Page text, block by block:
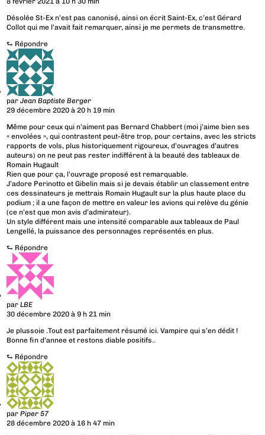
Désolée St-Ex n’est pas canonisé, ainsi on écrit Saint-Ex, c’est Gérard
Collot qui me l’avait fait remarquer, ainsi je me permets de transmettre.
⮑ Répondre
parJean Baptiste Berger
29 décembre 2020 à 20 h 19 min
Même pour ceux qui n’aiment pas Bernard Chabbert (moi j’aime bien ses
« envolées », qui contrastent peut-être trop, pour certains, avec les stricts
rapports de vols, plus historiquement rigoureux, d’ouvrages d’autres
auteurs) on ne peut pas rester indifférent à la beauté des tableaux de
Romain Hugault
Rien que pour ça, l’ouvrage proposé est remarquable.
J’adore Perinotto et Gibelin mais si je devais établir un classement entre
ces dessinateurs je mettrais Romain Hugault sur la plus haute place du
podium ; il a une façon de mettre en valeur les avions qui relève du génie
(ce n’est que mon avis d’admirateur).
Un style différent mais une intensité comparable aux tableaux de Paul
Lengellé, la puissance des personnages représentés en plus.
⮑ Répondre
parLBE
30 décembre 2020 à 9 h 21 min
Je plussoie .Tout est parfaitement résumé ici. Vampire qui s’en dédit !
Bonne fin d’annee et restons diable positifs..
⮑ Répondre
parPiper 57
28 décembre 2020 à 16 h 47 min